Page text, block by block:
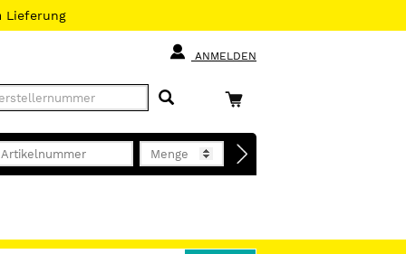
Lieferung
ANMELDEN